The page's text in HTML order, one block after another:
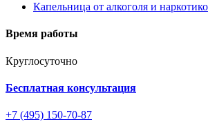
Капельница от алкоголя и
Время работы
Круглосуточно
Бесплатная консультация
+7 (495) 150-70-87